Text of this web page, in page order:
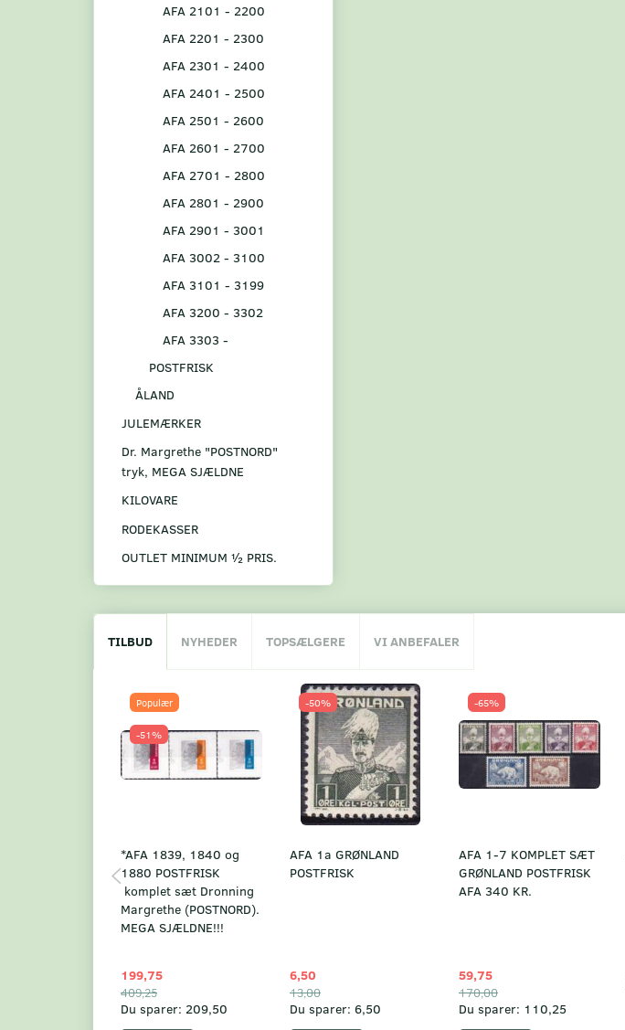
AFA 2101 - 2200
AFA 2201 - 2300
AFA 2301 - 2400
AFA 2401 - 2500
AFA 2501 - 2600
AFA 2601 - 2700
AFA 2701 - 2800
AFA 2801 - 2900
AFA 2901 - 3001
AFA 3002 - 3100
AFA 3101 - 3199
AFA 3200 - 3302
AFA 3303 -
POSTFRISK
ÅLAND
JULEMÆRKER
Dr. Margrethe "POSTNORD"
tryk, MEGA SJÆLDNE
KILOVARE
RODEKASSER
OUTLET MINIMUM ½ PRIS.
TILBUD NYHEDER TOPSÆLGERE VI ANBEFALER
Populær
-51%
*AFA 1839, 1840 og
1880 POSTFRISK
komplet sæt Dronning
Margrethe (POSTNORD).
MEGA SJÆLDNE!!!
199,75
409,25
Du sparer: 209,50
-50%
AFA 1a GRØNLAND
POSTFRISK
6,50
13,00
Du sparer: 6,50
-65%
AFA 1-7 KOMPLET SÆT
GRØNLAND POSTFRISK
AFA 340 KR.
59,75
170,00
Du sparer: 110,25